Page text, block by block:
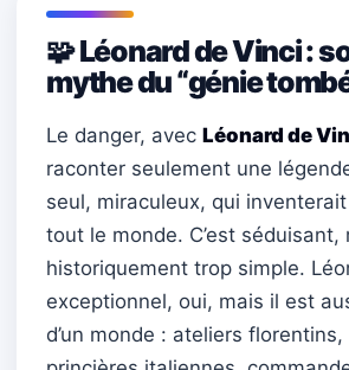
🧩 Léonard de Vinci :
mythe du “génie
Le danger, avec Léonard de
raconter seulement une
seul, miraculeux, qui
tout le monde. C’est séduisant,
historiquement trop simple.
exceptionnel, oui, mais il est
d’un monde : ateliers florentins,